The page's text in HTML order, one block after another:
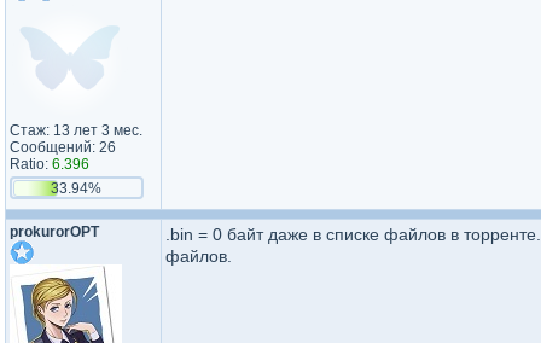
Стаж: 13 лет 3 мес.
Сообщений: 26
Ratio: 6.396
33.94%
prokurorOPT
.bin = 0 байт даже в списке файлов в
файлов.